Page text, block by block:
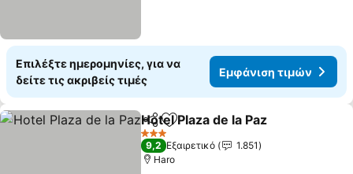
Επιλέξτε ημερομηνίες, για να
δείτε τις ακριβείς τιμές
Εμφάνιση τιμών
Κοινοποίηση
Προσθήκη στα αγαπημένα
Hotel Plaza de la Paz
3 Αστέρια
9,2 Εξαιρετικό
1.851
Haro